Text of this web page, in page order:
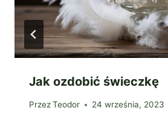
Jak ozdobić świeczkę
PrzezTeodor 24 września, 2023